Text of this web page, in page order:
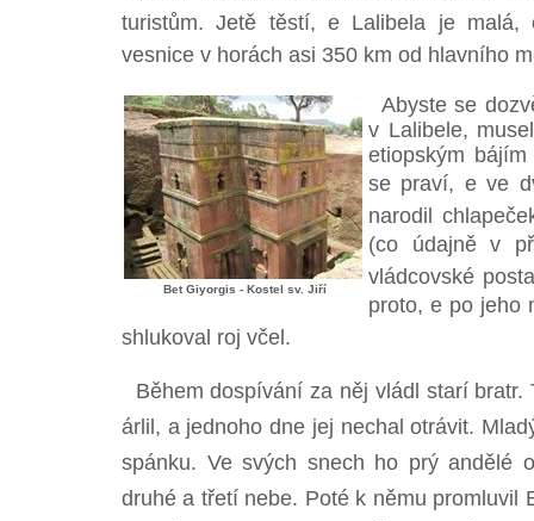
turistům. Jetě těstí, e Lalibela je
vesnice v horách asi 350 km od hlavního
Bet Giyorgis - Kostel sv. Jiří
Abyste se
v Lalibele,
etiopským
se praví, e ve
narodil
(co údajně v
vládcovské
proto, e po
shlukoval roj včel.
Během dospívání za něj vládl starí bratr.
árlil, a jednoho dne jej nechal otrávit.
spánku. Ve svých snech ho prý andělé
druhé a třetí nebe. Poté k němu promluvil